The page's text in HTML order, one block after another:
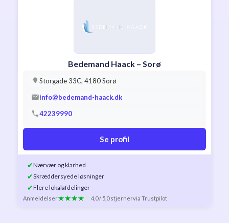
Bedemand Haack – Sorø
Storgade 33C, 4180 Sorø
info@bedemand-haack.dk
42239990
Se profil
✔Nærvær og klarhed
✔Skræddersyede løsninger
✔Flere lokalafdelinger
Anmeldelser 4,0 / 5,0 stjernervia Trustpilot